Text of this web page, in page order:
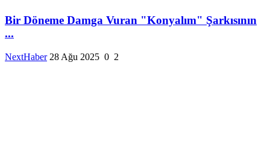
Bir Döneme Damga Vuran "Konyalım" Şarkısının
...
NextHaber 28 Ağu 2025 0 2